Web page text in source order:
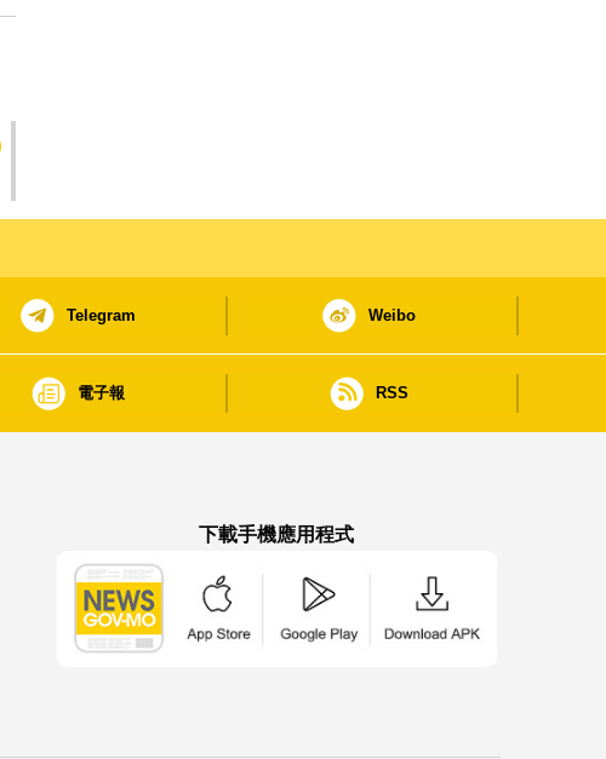
Telegram Weibo
電子報 RSS
下載手機應用程式